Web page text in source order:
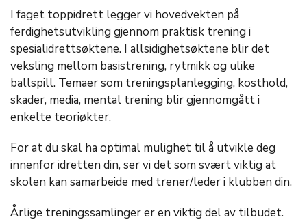
I faget toppidrett legger vi hovedvekten på
ferdighetsutvikling gjennom praktisk trening i
spesialidrettsøktene. I allsidighetsøktene blir det
veksling mellom basistrening, rytmikk og ulike
ballspill. Temaer som treningsplanlegging, kosthold,
skader, media, mental trening blir gjennomgått i
enkelte teoriøkter.
For at du skal ha optimal mulighet til å utvikle deg
innenfor idretten din, ser vi det som svært viktig at
skolen kan samarbeide med trener/leder i klubben din.
Årlige treningssamlinger er en viktig del av tilbudet.